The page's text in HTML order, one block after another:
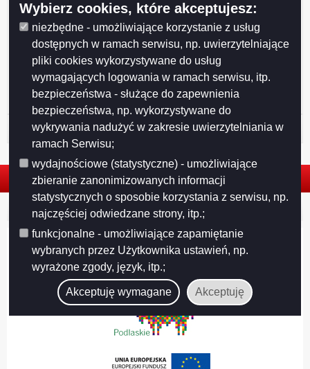
Wybierz cookies, które akceptujesz:
niezbędne - umożliwiające korzystanie z usług
dostępnych w ramach serwisu, np. uwierzytelniające
pliki cookies wykorzystywane do usług
wymagających logowania w ramach serwisu, itp.
bezpieczeństwa - służące do zapewnienia
bezpieczeństwa, np. wykorzystywane do
wykrywania nadużyć w zakresie uwierzytelniania w
ramach Serwisu;
wydajnościowe (statystyczne) - umożliwiające
zbieranie zanonimizowanych informacji
statystycznych o sposobie korzystania z serwisu, np.
najczęściej odwiedzane strony, itp.;
funkcjonalne - umożliwiające zapamiętanie
wybranych przez Użytkownika ustawień, np.
wyrażone zgody, język, itp.;
Akceptuję wymagane Akceptuję
Drukuj do PDF
Drukuj
Historia strony